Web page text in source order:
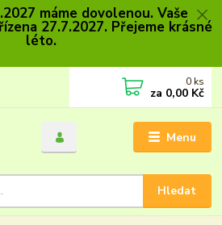
máme dovolenou. Vaše
27.7.2027. Přejeme krásné
léto.
Menu
Hledat
0 ks
za 0,00 Kč